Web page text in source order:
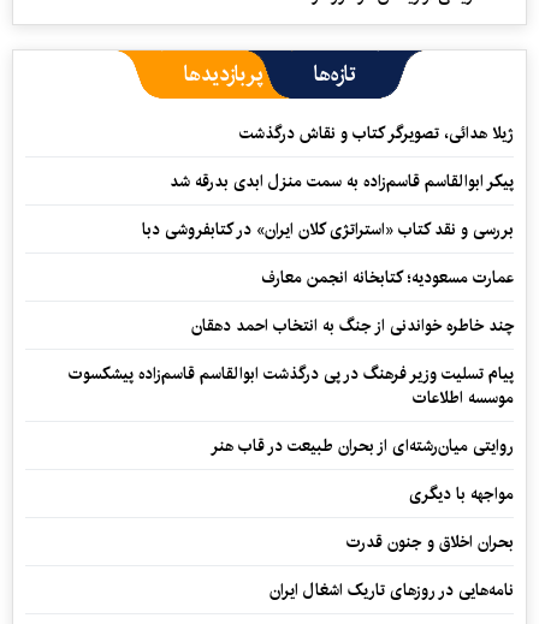
تازه‌ها پربازدیدها
ژیلا هدائی، تصویرگر کتاب و نقاش درگذشت
پیکر ابوالقاسم قاسم‌زاده به سمت منزل ابدی بدرقه شد
بررسی و نقد کتاب «استراتژی کلان ایران» در کتابفروشی دبا
عمارت مسعودیه؛ کتابخانه انجمن معارف
چند خاطره خواندنی از جنگ به انتخاب احمد دهقان
پیام تسلیت وزیر فرهنگ در پی درگذشت ابوالقاسم قاسم‌زاده پیشکسوت
موسسه اطلاعات
روایتی میان‌رشته‌ای از بحران طبیعت در قاب هنر
مواجهه با دیگری
بحران اخلاق و جنون قدرت
نامه‌هایی در روزهای تاریک اشغال ایران